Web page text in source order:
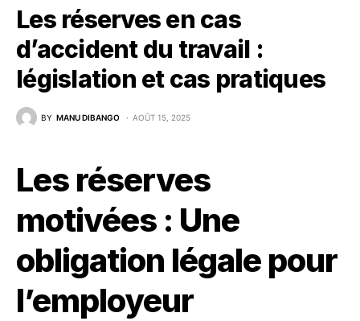
Les réserves en cas
d’accident du travail :
législation et cas pratiques
BY MANU DIBANGO AOÛT 15, 2025
Les réserves
motivées : Une
obligation légale pour
l’employeur